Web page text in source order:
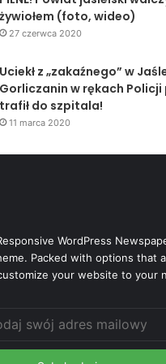
żywiołem (foto, wideo)
27 czerwca 2020
Uciekł z „zakaźnego” w
Gorliczanin w rękach Policji
trafił do szpitala!
11 marca 2020
WordPress
Packed with options that
your website to your